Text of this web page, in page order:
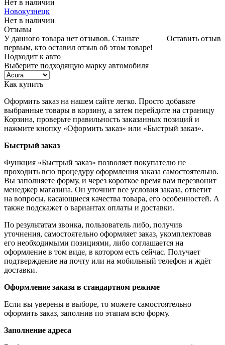
Нет в наличии
Новокузнецк
Нет в наличии
Отзывы
Оставить отзыв
У данного товара нет отзывов. Станьте
первым, кто оставил отзыв об этом товаре!
Подходит к авто
Выберите подходящую марку автомобиля
Как купить
Оформить заказ на нашем сайте легко. Просто добавьте
выбранные товары в корзину, а затем перейдите на страницу
Корзина, проверьте правильность заказанных позиций и
нажмите кнопку «Оформить заказ» или «Быстрый заказ».
Быстрый заказ
Функция «Быстрый заказ» позволяет покупателю не
проходить всю процедуру оформления заказа самостоятельно.
Вы заполняете форму, и через короткое время вам перезвонит
менеджер магазина. Он уточнит все условия заказа, ответит
на вопросы, касающиеся качества товара, его особенностей. А
также подскажет о вариантах оплаты и доставки.
По результатам звонка, пользователь либо, получив
уточнения, самостоятельно оформляет заказ, укомплектовав
его необходимыми позициями, либо соглашается на
оформление в том виде, в котором есть сейчас. Получает
подтверждение на почту или на мобильный телефон и ждёт
доставки.
Оформление заказа в стандартном режиме
Если вы уверены в выборе, то можете самостоятельно
оформить заказ, заполнив по этапам всю форму.
Заполнение адреса